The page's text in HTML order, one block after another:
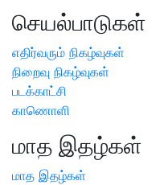
செயல்பாடுகள்
எதிர்வரும் நிகழ்வுகள்
நிறைவு நிகழ்வுகள்
படக்காட்சி
காணொளி
மாத இதழ்கள்
மாத இதழ்கள்